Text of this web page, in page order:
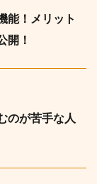
能！メリット
開！
のが苦手な人